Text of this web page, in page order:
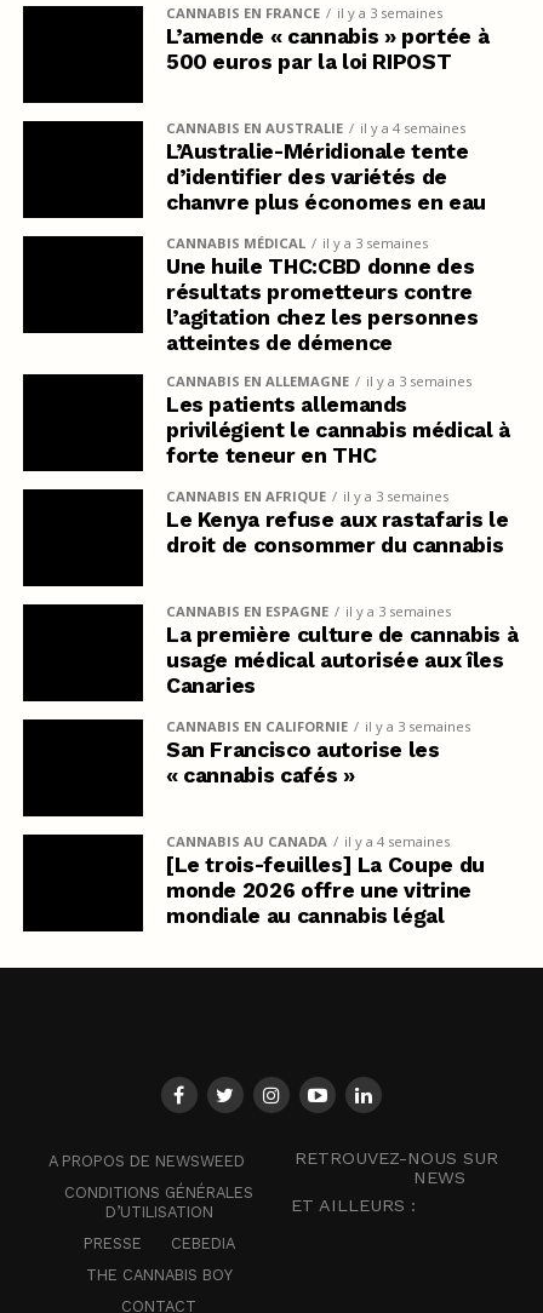
CANNABIS EN FRANCE il y a 3 semaines
L’amende « cannabis » portée à
500 euros par la loi RIPOST
CANNABIS EN AUSTRALIE il y a 4 semaines
L’Australie-Méridionale tente
d’identifier des variétés de
chanvre plus économes en eau
CANNABIS MÉDICAL il y a 3 semaines
Une huile THC:CBD donne des
résultats prometteurs contre
l’agitation chez les personnes
atteintes de démence
CANNABIS EN ALLEMAGNE il y a 3 semaines
Les patients allemands
privilégient le cannabis médical à
forte teneur en THC
CANNABIS EN AFRIQUE il y a 3 semaines
Le Kenya refuse aux rastafaris le
droit de consommer du cannabis
CANNABIS EN ESPAGNE il y a 3 semaines
La première culture de cannabis à
usage médical autorisée aux îles
Canaries
CANNABIS EN CALIFORNIE il y a 3 semaines
San Francisco autorise les
« cannabis cafés »
CANNABIS AU CANADA il y a 4 semaines
[Le trois-feuilles] La Coupe du
monde 2026 offre une vitrine
mondiale au cannabis légal
A PROPOS DE NEWSWEED
CONDITIONS GÉNÉRALES
D’UTILISATION
PRESSE
CEBEDIA
THE CANNABIS BOY
CONTACT
RETROUVEZ-NOUS SUR
NEWS
ET AILLEURS :